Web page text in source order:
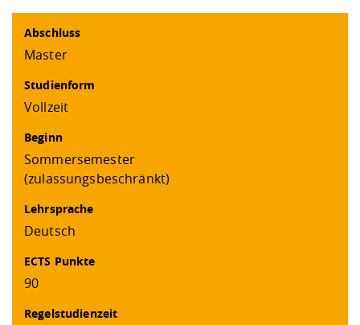
Abschluss
Master
Studienform
Vollzeit
Beginn
Sommersemester
(zulassungsbeschränkt)
Lehrsprache
Deutsch
ECTS Punkte
90
Regelstudienzeit